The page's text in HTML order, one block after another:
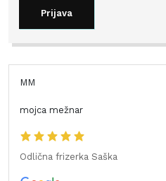
Prijava
MM
mojca mežnar
Odlična frizerka Saška